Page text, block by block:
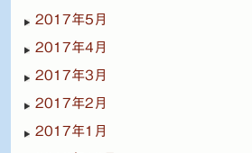
2017年5月
2017年4月
2017年3月
2017年2月
2017年1月